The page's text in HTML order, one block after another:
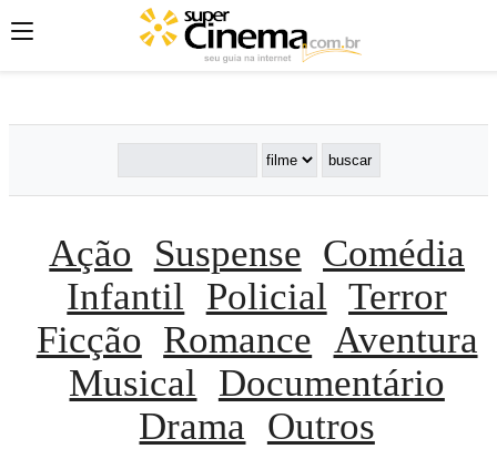
';';
Ação Suspense Comédia
Infantil
Policial Terror
Ficção Romance Aventura
Musical
Documentário
Drama
Outros